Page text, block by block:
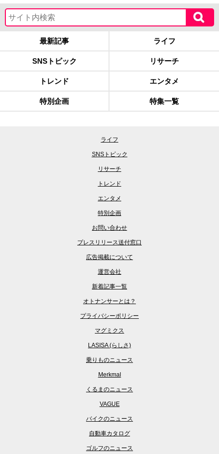
最新記事 ライフ
SNSトピック リサーチ
トレンド エンタメ
特別企画 特集一覧
ライフ
SNSトピック
リサーチ
トレンド
エンタメ
特別企画
お問い合わせ
プレスリリース送付窓口
広告掲載について
運営会社
新着記事一覧
オトナンサーとは？
プライバシーポリシー
マグミクス
LASISA (らしさ)
乗りものニュース
Merkmal
くるまのニュース
VAGUE
バイクのニュース
自動車カタログ
ゴルフのニュース